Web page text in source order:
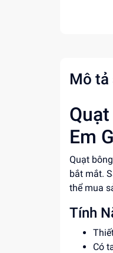
Mô tả
Em
Quạt
bắt mắt.
thể mua
Tính
Có